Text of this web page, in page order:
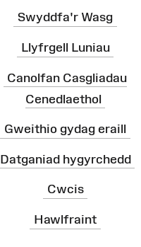
Swyddfa'r Wasg
Llyfrgell Luniau
Canolfan Casgliadau
Cenedlaethol
Gweithio gydag eraill
Datganiad hygyrchedd
Cwcis
Hawlfraint